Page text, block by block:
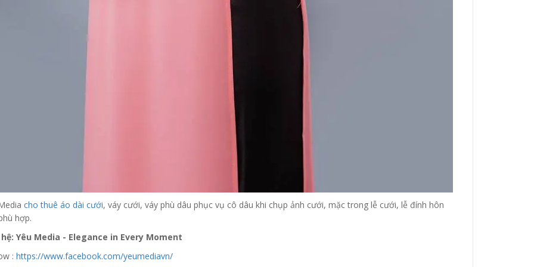
cho thuê áo dài cưới, váy cưới, váy phù dâu phục vụ cô dâu khi chụp ảnh cưới, mặc trong lễ cưới, lễ đính hôn
hợp.
Yêu Media - Elegance in Every Moment
: https://www.facebook.com/yeumediavn/